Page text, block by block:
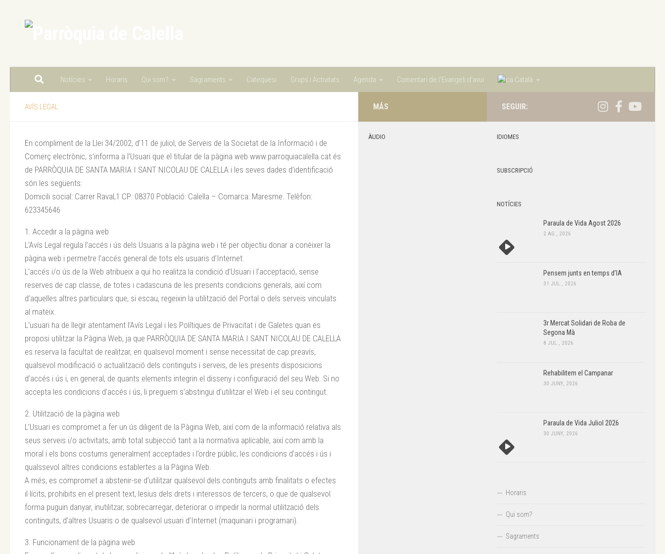
Notícies Horaris Qui som? Sagraments Catequesi Grups i Activitats Agenda Comentari de l’Evangeli d’avui Català
AVÍS LEGAL
En compliment de la Llei 34/2002, d’11 de juliol, de Serveis de la Societat de la Informació i de
Comerç electrònic, s’informa a l’Usuari que el titular de la pàgina web www.parroquiacalella.cat és
de PARRÒQUIA DE SANTA MARIA I SANT NICOLAU DE CALELLA i les seves dades d’identificació
són les següents:
Domicili social: Carrer Raval,1 CP: 08370 Població: Calella – Comarca: Maresme. Telèfon:
623345646
1. Accedir a la pàgina web
L’Avís Legal regula l’accés i ús dels Usuaris a la pàgina web i té per objectiu donar a conèixer la
pàgina web i permetre l’accés general de tots els usuaris d’Internet.
L’accés i/o ús de la Web atribueix a qui ho realitza la condició d’Usuari i l’acceptació, sense
reserves de cap classe, de totes i cadascuna de les presents condicions generals, així com
d’aquelles altres particulars que, si escau, regeixin la utilització del Portal o dels serveis vinculats
al mateix.
L’usuari ha de llegir atentament l’Avís Legal i les Polítiques de Privacitat i de Galetes quan es
proposi utilitzar la Pàgina Web, ja que PARRÒQUIA DE SANTA MARIA I SANT NICOLAU DE CALELLA
es reserva la facultat de realitzar, en qualsevol moment i sense necessitat de cap preavís,
qualsevol modificació o actualització dels continguts i serveis, de les presents disposicions
d’accés i ús i, en general, de quants elements integrin el disseny i configuració del seu Web. Si no
accepta les condicions d’accés i ús, li preguem s’abstingui d’utilitzar el Web i el seu contingut.
2. Utilització de la pàgina web
L’Usuari es compromet a fer un ús diligent de la Pàgina Web, així com de la informació relativa als
seus serveis i/o activitats, amb total subjecció tant a la normativa aplicable, així com amb la
moral i els bons costums generalment acceptades i l’ordre públic, les condicions d’accés i ús i
qualssevol altres condicions establertes a la Pàgina Web.
A més, es compromet a abstenir-se d’utilitzar qualsevol dels continguts amb finalitats o efectes
il·lícits, prohibits en el present text, lesius dels drets i interessos de tercers, o que de qualsevol
forma puguin danyar, inutilitzar, sobrecarregar, deteriorar o impedir la normal utilització dels
continguts, d’altres Usuaris o de qualsevol usuari d’Internet (maquinari i programari).
3. Funcionament de la pàgina web
SEGUIR:
IDIOMES
SUBSCRIPCIÓ
NOTÍCIES
Paraula de Vida Agost 2026
2 AG., 2026
Pensem junts en temps d’IA
31 JUL., 2026
3r Mercat Solidari de Roba de
Segona Mà
8 JUL., 2026
Rehabilitem el Campanar
30 JUNY, 2026
Paraula de Vida Juliol 2026
30 JUNY, 2026
Horaris
Qui som?
Sagraments
MÁS
ÀUDIO